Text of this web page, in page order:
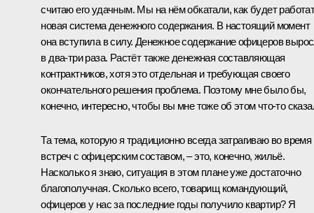
считаю его удачным. Мы на нём обкатали, как будет
новая система денежного содержания. В настоящий момент
она вступила в силу. Денежное содержание офицеров
в два-три раза. Растёт также денежная составляющая
контрактников, хотя это отдельная и требующая своего
окончательного решения проблема. Поэтому мне было бы,
конечно, интересно, чтобы вы мне тоже об этом что‑то
Та тема, которую я традиционно всегда затрагиваю во время
встреч с офицерским составом, – это, конечно, жильё.
Насколько я знаю, ситуация в этом плане уже достаточно
благополучная. Сколько всего, товарищ командующий,
офицеров у нас за последние годы получило квартир? Я